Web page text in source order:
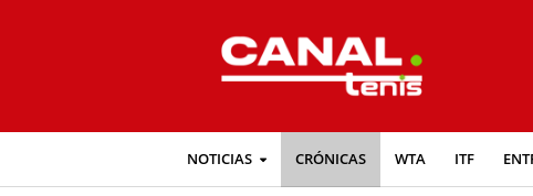
NOTICIAS CRÓNICAS WTA ITF